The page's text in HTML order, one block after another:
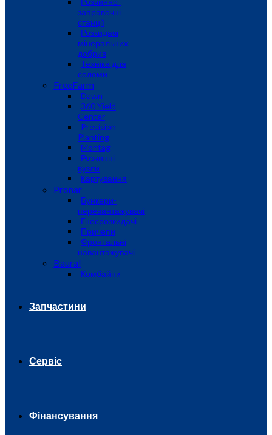
заправочні
станції
Розкидачі
мінеральних
добрив
Техніка для
соломи
FreeFarm
Dawn
360 Yield
Center
Precision
Planting
Montag
Розчинні
вузли
Картування
Pronar
Бункери-
перевантажувачі
Гноєрозкидачі
Причепи
Фронтальні
навантажувачі
Baural
Комбайни
Запчастини
Сервіс
Фінансування